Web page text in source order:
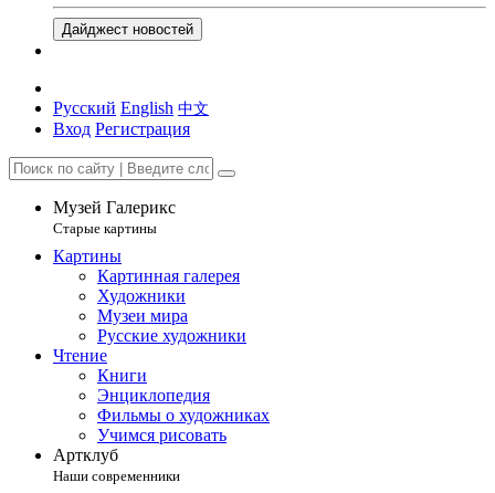
Дайджест новостей
Русский English 中文
Вход Регистрация
Музей Галерикс
Старые картины
Картины
Картинная галерея
Художники
Музеи мира
Русские художники
Чтение
Книги
Энциклопедия
Фильмы о художниках
Учимся рисовать
Артклуб
Наши современники